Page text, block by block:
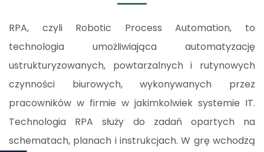
RPA, czyli Robotic Process Automation, to
technologia umożliwiająca automatyzację
ustrukturyzowanych, powtarzalnych i rutynowych
czynności biurowych, wykonywanych przez
pracowników w firmie w jakimkolwiek systemie IT.
Technologia RPA służy do zadań opartych na
schematach, planach i instrukcjach. W grę wchodzą